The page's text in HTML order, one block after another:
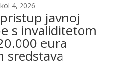
kol 4, 2026
javnoj
s invaliditetom
eura
sredstava